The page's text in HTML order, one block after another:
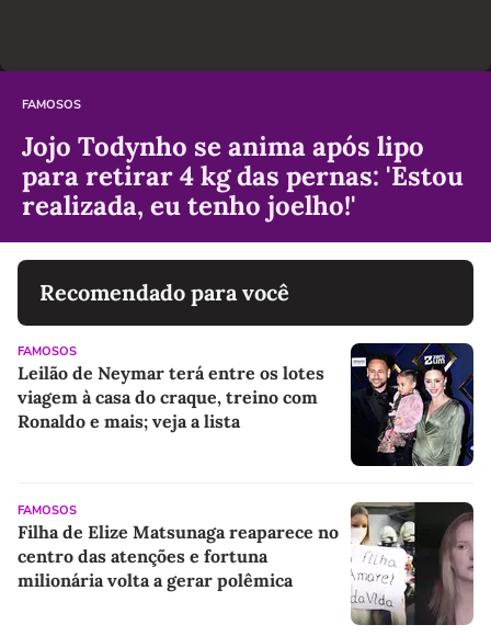
FAMOSOS
Jojo Todynho se anima após lipo
para retirar 4 kg das pernas: 'Estou
realizada, eu tenho joelho!'
Recomendado para você
FAMOSOS
Leilão de Neymar terá entre os lotes
viagem à casa do craque, treino com
Ronaldo e mais; veja a lista
FAMOSOS
Filha de Elize Matsunaga reaparece no
centro das atenções e fortuna
milionária volta a gerar polêmica